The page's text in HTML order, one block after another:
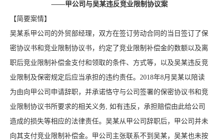
——甲公司与吴某违反竞业限制协议案
【简要案情】
吴某系甲公司的外贸部经理，双方在签订劳动合同的当日签订了保
密协议书和竞业限制协议书，约定了竞业限制补偿金的数额以及离
职后竞业限制补偿金支付和领取的条件、方式等，以及吴某违反竞
业限制及保密规定后应当承担的违约责任。2018年8月吴某以陪读
为由向甲公司申请辞职，并承诺恪守与公司签署的保密协议书和竞
业限制协议书所要求的相关义务, 如有违反，承担赔偿由此给公司
造成的损失等相应的法律责任。吴某从甲公司辞职后，甲公司并未
向其支付竞业限制补偿金。甲公司主张联系不到吴某，吴某也未按